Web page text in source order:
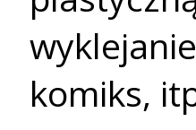
komiks,